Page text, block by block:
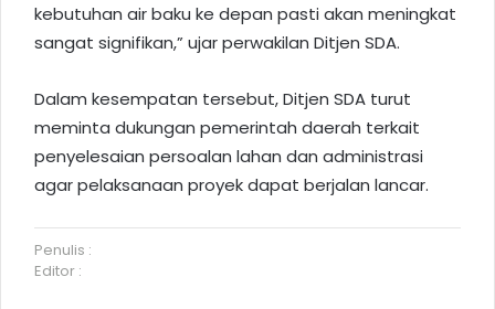
kebutuhan air baku ke depan pasti akan meningkat
sangat signifikan,” ujar perwakilan Ditjen SDA.
Dalam kesempatan tersebut, Ditjen SDA turut
meminta dukungan pemerintah daerah terkait
penyelesaian persoalan lahan dan administrasi
agar pelaksanaan proyek dapat berjalan lancar.
Penulis :
Editor :